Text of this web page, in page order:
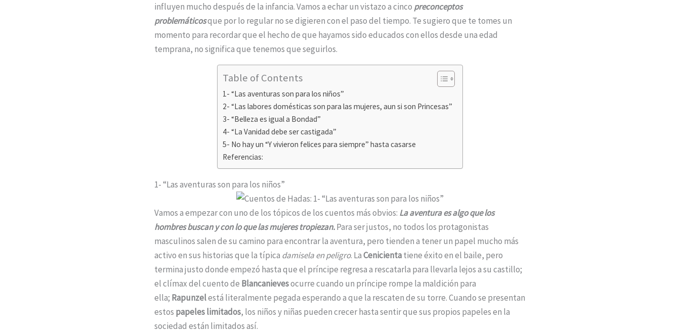
influyen mucho después de la infancia. Vamos a echar un vistazo a cinco preconceptos
problemáticosque por lo regular no se digieren con el paso del tiempo. Te sugiero que te tomes un
momento para recordar que el hecho de que hayamos sido educados con ellos desde una edad
temprana, no significa que tenemos que seguirlos.
Table of Contents
1- “Las aventuras son para los niños”
2- “Las labores domésticas son para las mujeres, aun si son Princesas”
3- “Belleza es igual a Bondad”
4- “La Vanidad debe ser castigada”
5- No hay un “Y vivieron felices para siempre” hasta casarse
Referencias:
1- “Las aventuras son para los niños”
Vamos a empezar con uno de los tópicos de los cuentos más obvios: La aventura es algo que los
hombres buscan y con lo que las mujeres tropiezan.Para ser justos, no todos los protagonistas
masculinos salen de su camino para encontrar la aventura, pero tienden a tener un papel mucho más
activo en sus historias que la típica damisela en peligro. LaCenicientatiene éxito en el baile, pero
termina justo donde empezó hasta que el príncipe regresa a rescatarla para llevarla lejos a su castillo;
el clímax del cuento de Blancanievesocurre cuando un príncipe rompe la maldición para
ella; Rapunzelestá literalmente pegada esperando a que la rescaten de su torre. Cuando se presentan
estos papeles limitados, los niños y niñas pueden crecer hasta sentir que sus propios papeles en la
sociedad están limitados así.